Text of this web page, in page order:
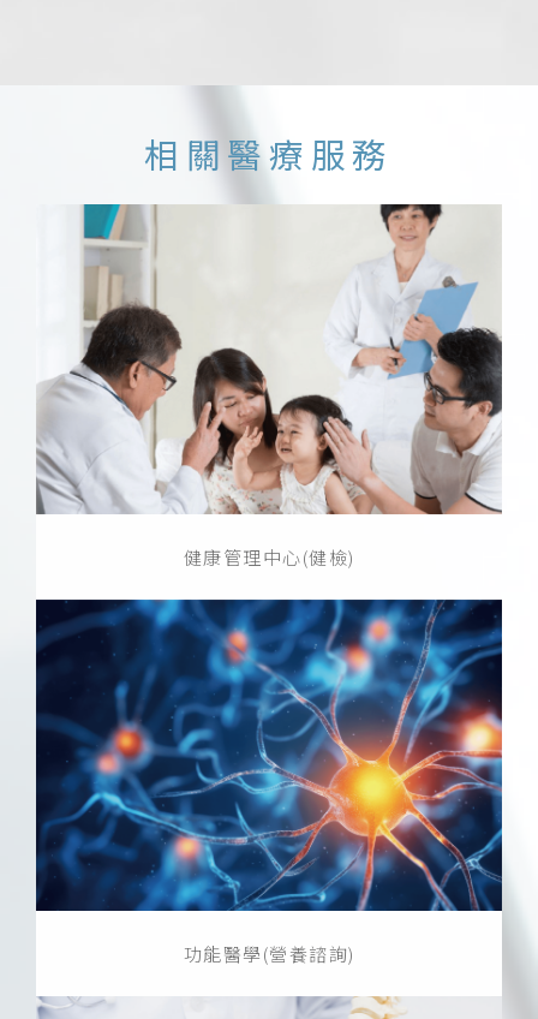
相關醫療服務
健康管理中心(健檢)
功能醫學(營養諮詢)